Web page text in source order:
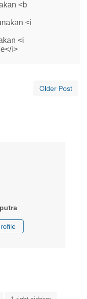
<b
<i
<i
i>
Older Post